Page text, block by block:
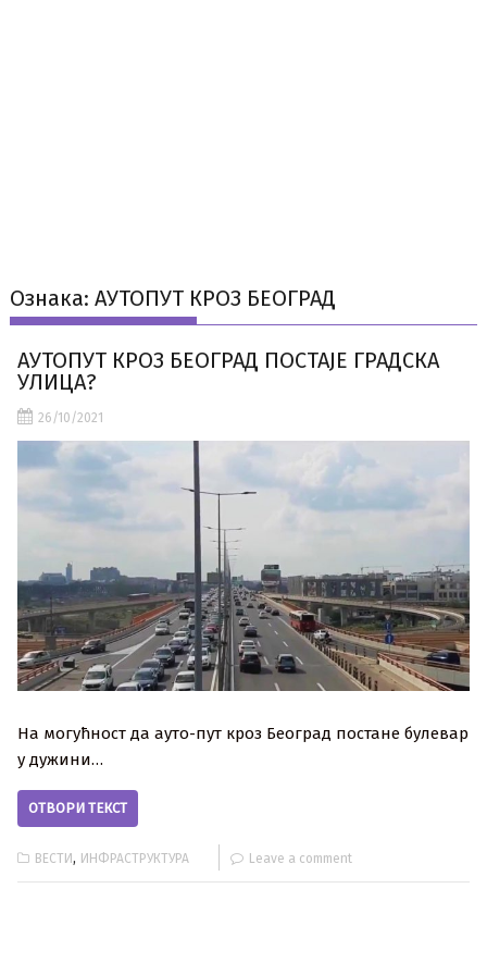
Ознака:АУТОПУТ КРОЗ БЕОГРАД
АУТОПУТ КРОЗ БЕОГРАД ПОСТАЈЕ ГРАДСКА
УЛИЦА?
26/10/2021
На могућност да ауто-пут кроз Београд постане булевар
у дужини…
ОТВОРИ ТЕКСТ
ВЕСТИ, ИНФРАСТРУКТУРА Leave a comment